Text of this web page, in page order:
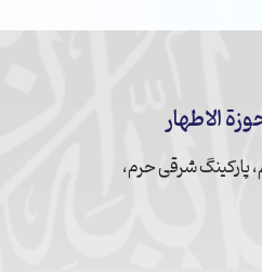
الاطهار
پارکینگ شرقی حرم،